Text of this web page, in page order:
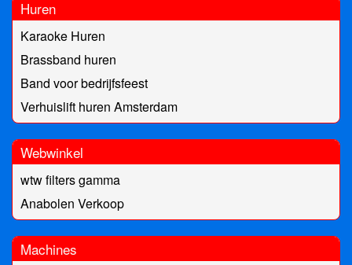
Huren
Karaoke Huren
Brassband huren
Band voor bedrijfsfeest
Verhuislift huren Amsterdam
Webwinkel
wtw filters gamma
Anabolen Verkoop
Machines